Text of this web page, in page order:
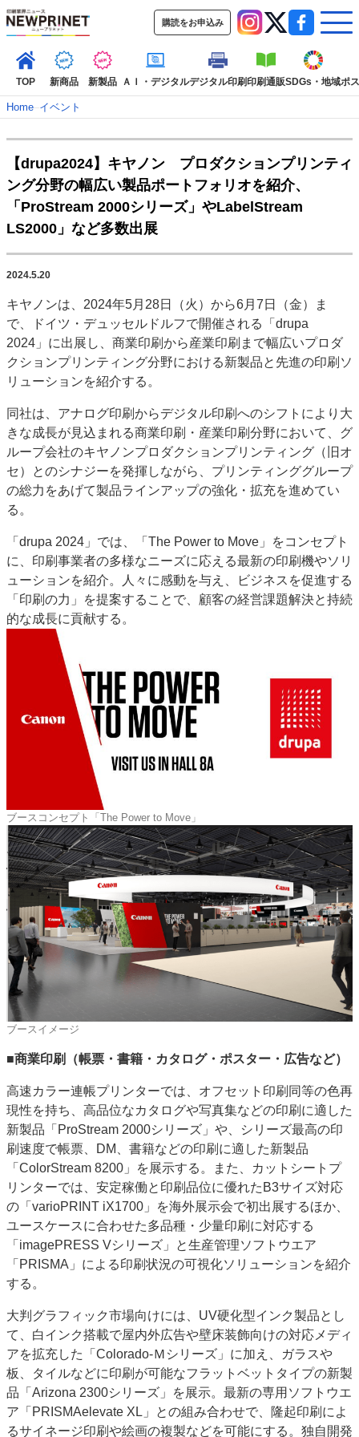
購読をお申込み
TOP 新商品 新製品 ＡＩ・デジタルデジタル印刷印刷通販SDGs・地域ポ
TOP
新着記事 特集記事
動画コンテンツ
インタビュー
コレクション
カテゴリー一覧
新商品 新製品 ＡＩ・デジタル デジタル印刷
印刷通販
SDGs・地域
人事・移転・異動・訃報
特集記事カテゴリー一覧
2022 見える化・MIS特集
特集・デジタル印刷 アイデアで勝負！ ～多様なビジネス・多彩な商材～
特集・デジタル印刷 ～ 新成長軌道を描く
案内
発刊案内
JFPI印刷用語集 印刷機材年鑑
運営
会社案内
購読・購入申し込み
サイトポリシー
お問い合わせ
Home–イベント
【drupa2024】キヤノン プロダクションプリンティ
ング分野の幅広い製品ポートフォリオを紹介、
「ProStream 2000シリーズ」やLabelStream
LS2000」など多数出展
2024.5.20
キヤノンは、2024年5月28日（火）から6月7日（金）ま
で、ドイツ・デュッセルドルフで開催される「drupa
2024」に出展し、商業印刷から産業印刷まで幅広いプロダ
クションプリンティング分野における新製品と先進の印刷ソ
リューションを紹介する。
同社は、アナログ印刷からデジタル印刷へのシフトにより大
きな成長が見込まれる商業印刷・産業印刷分野において、グ
ループ会社のキヤノンプロダクションプリンティング（旧オ
セ）とのシナジーを発揮しながら、プリンティンググループ
の総力をあげて製品ラインアップの強化・拡充を進めてい
る。
「drupa 2024」では、「The Power to Move」をコンセプト
に、印刷事業者の多様なニーズに応える最新の印刷機やソリ
ューションを紹介。人々に感動を与え、ビジネスを促進する
「印刷の力」を提案することで、顧客の経営課題解決と持続
的な成長に貢献する。
ブースコンセプト「The Power to Move」
ブースイメージ
■商業印刷（帳票・書籍・カタログ・ポスター・広告など）
高速カラー連帳プリンターでは、オフセット印刷同等の色再
現性を持ち、高品位なカタログや写真集などの印刷に適した
新製品「ProStream 2000シリーズ」や、シリーズ最高の印
刷速度で帳票、DM、書籍などの印刷に適した新製品
「ColorStream 8200」を展示する。また、カットシートプ
リンターでは、安定稼働と印刷品位に優れたB3サイズ対応
の「varioPRINT iX1700」を海外展示会で初出展するほか、
ユースケースに合わせた多品種・少量印刷に対応する
「imagePRESS Vシリーズ」と生産管理ソフトウエア
「PRISMA」による印刷状況の可視化ソリューションを紹介
する。
大判グラフィック市場向けには、UV硬化型インク製品とし
て、白インク搭載で屋内外広告や壁床装飾向けの対応メディ
アを拡充した「Colorado-Ｍシリーズ」に加え、ガラスや
板、タイルなどに印刷が可能なフラットベットタイプの新製
品「Arizona 2300シリーズ」を展示。最新の専用ソフトウエ
ア「PRISMAelevate XL」との組み合わせで、隆起印刷によ
るサイネージ印刷や絵画の複製などを可能にする。独自開発